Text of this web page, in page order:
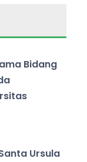
Bidang
Ursula